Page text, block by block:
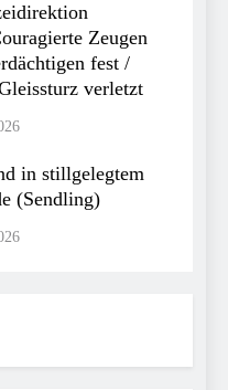
Zeugen
fest /
verletzt
in stillgelegtem
(Sendling)